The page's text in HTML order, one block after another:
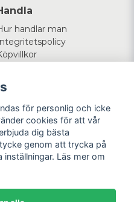
handlar man
oss
Facebook
Instagram
levererar med
för personlig och icke
cookies för att vår
dig bästa
genom att trycka på
inställningar. Läs mer om